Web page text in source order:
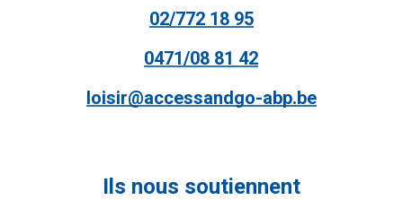
02/772 18 95
0471/08 81 42
loisir@accessandgo-abp.be
Ils nous soutiennent